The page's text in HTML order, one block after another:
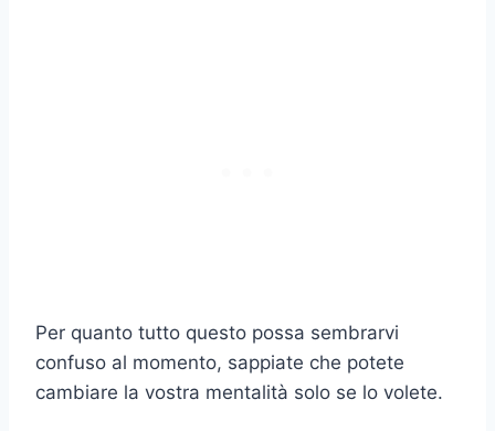
Per quanto tutto questo possa sembrarvi
confuso al momento, sappiate che potete
cambiare la vostra mentalità solo se lo volete.